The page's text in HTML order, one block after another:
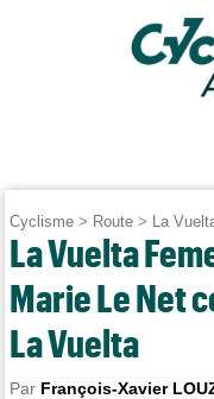
Cyclisme > Route > La
La Vuelta
Marie Le Net
La Vuelta
Par François-Xavier